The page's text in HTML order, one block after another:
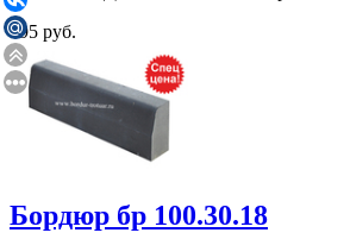
195 руб.
Бордюр бр 100.30.18